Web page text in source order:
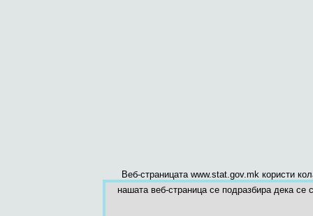
Веб-страницата www.stat.gov.mk користи
нашата веб-страница се подразбира дека се